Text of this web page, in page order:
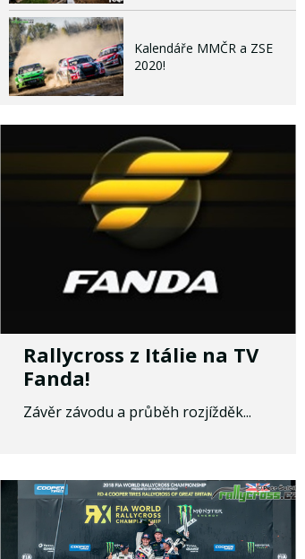
Kalendáře MMČR a ZSE
2020!
Rallycross z Itálie na TV
Fanda!
Závěr závodu a průběh rozjížděk...